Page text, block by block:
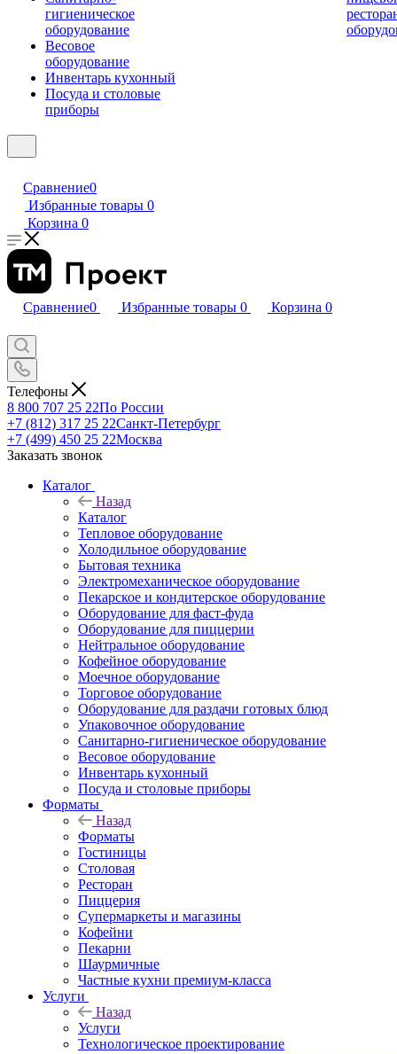
гигиеническое
оборудование
Весовое
оборудование
Инвентарь кухонный
Посуда и столовые
приборы
Сравнение0
Избранные товары 0
Корзина 0
Сравнение0 Избранные товары 0 Корзина 0
Телефоны
8 800 707 25 22По России
+7 (812) 317 25 22Санкт-Петербург
+7 (499) 450 25 22Москва
Заказать звонок
Каталог
Назад
Каталог
Тепловое оборудование
Холодильное оборудование
Бытовая техника
Электромеханическое оборудование
Пекарское и кондитерское оборудование
Оборудование для фаст-фуда
Оборудование для пиццерии
Нейтральное оборудование
Кофейное оборудование
Моечное оборудование
Торговое оборудование
Оборудование для раздачи готовых блюд
Упаковочное оборудование
Санитарно-гигиеническое оборудование
Весовое оборудование
Инвентарь кухонный
Посуда и столовые приборы
Форматы
Назад
Форматы
Гостиницы
Столовая
Ресторан
Пиццерия
Супермаркеты и магазины
Кофейни
Пекарни
Шаурмичные
Частные кухни премиум-класса
Услуги
Назад
Услуги
Технологическое проектирование